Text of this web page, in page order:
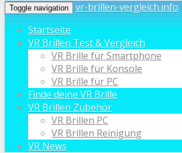
Toggle navigation
vr-brillen-vergleich.info
Startseite
VR Brillen Test & Vergleich
VR Brille für Smartphone
VR Brille für Konsole
VR Brille für PC
Finde deine VR Brille
VR Brillen Zubehör
VR Brillen PC
VR Brillen Reinigung
VR News